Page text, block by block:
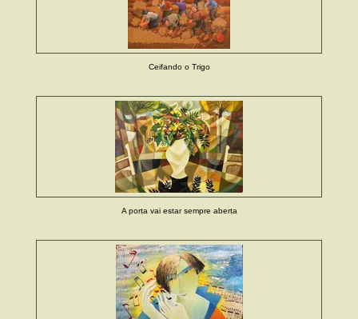
Ceifando o Trigo
A porta vai estar sempre aberta